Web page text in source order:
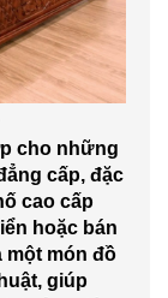
cho những
cấp, đặc
cao cấp
hoặc bán
một món đồ
giúp